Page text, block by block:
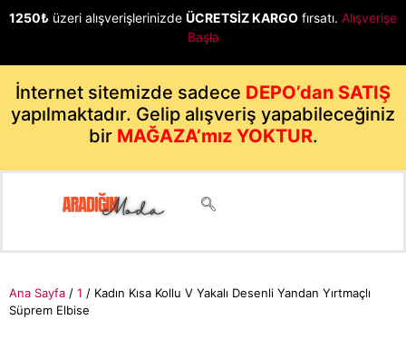
1250₺ üzeri alışverişlerinizde ÜCRETSİZ KARGO fırsatı. Alışverişe
Başla
İnternet sitemizde sadece DEPO’dan SATIŞ
yapılmaktadır. Gelip alışveriş yapabileceğiniz
bir MAĞAZA’mız YOKTUR.
Ana Sayfa / 1 / Kadın Kısa Kollu V Yakalı Desenli Yandan Yırtmaçlı
Süprem Elbise